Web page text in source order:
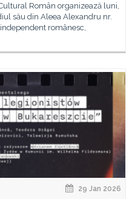
Român organizează luni,
său din Aleea Alexandru nr.
românesc,
29 Jan 2026